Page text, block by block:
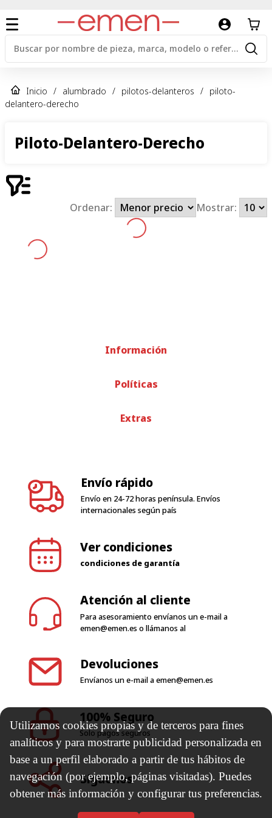
Inicio / alumbrado / pilotos-delanteros / piloto-
delantero-derecho
Piloto-Delantero-Derecho
Ordenar: Mostrar:
Información
Políticas
Extras
Envío rápido
Envío en 24-72 horas península. Envíos
internacionales según país
Ver condiciones
condiciones de garantía
Atención al cliente
Para asesoramiento envíanos un e-mail a
emen@emen.es o llámanos al
Devoluciones
Envíanos un e-mail aemen@emen.es
100% Seguro
Solo pagos seguros
Síguenos
Utilizamos cookies propias y de terceros para fines
analíticos y para mostrarte publicidad personalizada en
base a un perfil elaborado a partir de tus hábitos de
navegación (por ejemplo, páginas visitadas). Puedes
obtener más información y configurar tus preferencias.